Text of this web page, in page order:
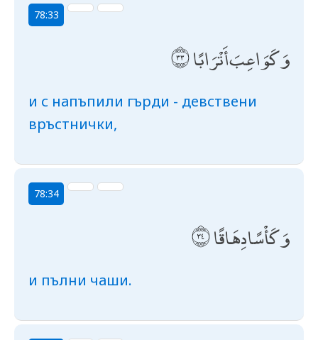
78:33
وَكَوَاعِبَ أَتْرَابًا
и с напъпили гърди - девствени
връстнички,
78:34
وَكَأْسًا دِهَاقًا
и пълни чаши.